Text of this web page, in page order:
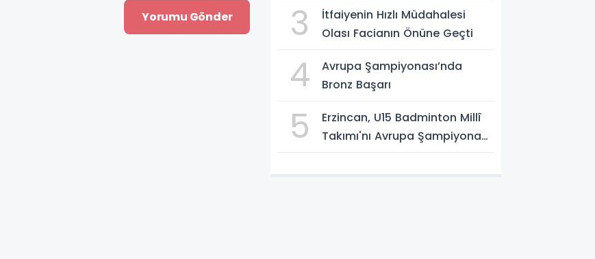
3
İtfaiyenin Hızlı Müdahalesi
Olası Facianın Önüne Geçti
4
Avrupa Şampiyonası’nda
Bronz Başarı
5
Erzincan, U15 Badminton Millî
Takımı'nı Avrupa Şampiyonası